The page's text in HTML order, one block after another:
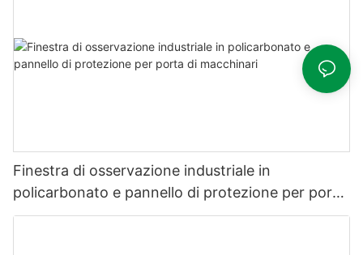
Finestra di osservazione industriale in
policarbonato e pannello di protezione per porta
di macchinari